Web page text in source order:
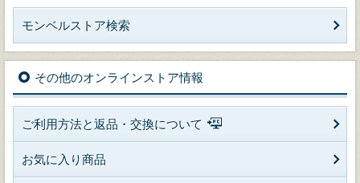
モンベルストア検索
その他のオンラインストア情報
ご利用方法と返品・交換について
お気に入り商品